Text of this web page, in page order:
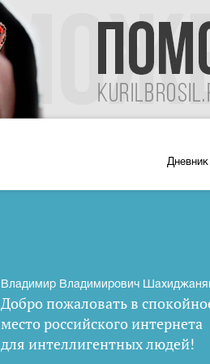
Владимир Владимирович
Добро пожаловать в
место российского интернета
для интеллигентных людей!